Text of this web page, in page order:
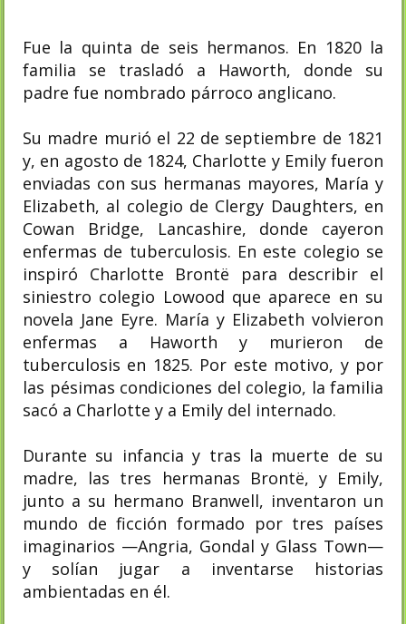
Fue la quinta de seis hermanos. En 1820 la
familia se trasladó a Haworth, donde su
padre fue nombrado párroco anglicano.
Su madre murió el 22 de septiembre de 1821
y, en agosto de 1824, Charlotte y Emily fueron
enviadas con sus hermanas mayores, María y
Elizabeth, al colegio de Clergy Daughters, en
Cowan Bridge, Lancashire, donde cayeron
enfermas de tuberculosis. En este colegio se
inspiró Charlotte Brontë para describir el
siniestro colegio Lowood que aparece en su
novela Jane Eyre. María y Elizabeth volvieron
enfermas a Haworth y murieron de
tuberculosis en 1825. Por este motivo, y por
las pésimas condiciones del colegio, la familia
sacó a Charlotte y a Emily del internado.
Durante su infancia y tras la muerte de su
madre, las tres hermanas Brontë, y Emily,
junto a su hermano Branwell, inventaron un
mundo de ficción formado por tres países
imaginarios —Angria, Gondal y Glass Town—
y solían jugar a inventarse historias
ambientadas en él.